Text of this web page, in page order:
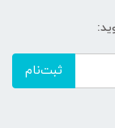
ثبت‌نام